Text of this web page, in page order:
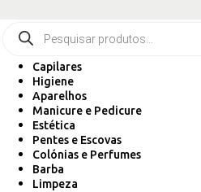
Capilares
Higiene
Aparelhos
Manicure e Pedicure
Estética
Pentes e Escovas
Colónias e Perfumes
Barba
Limpeza